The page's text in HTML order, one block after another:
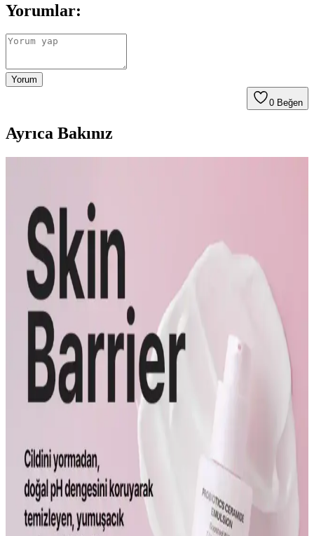
Yorumlar:
Yorum
0 Beğen
Ayrıca Bakınız
Prime Biome, doğal bitkisel bileşenler ve probiyotiklerle bağırsak ve
cilt sağlığını bütünsel olarak destekleyen bir takviyedir.
Bağışıklık ve Güzellik Destekleyici Takviyeler:
Bilimsel ve Pratik Yaklaşımlar
Sağlıklı yaşam ve güzellik için bağışıklık güçlendiren, cilt sağlığını
destekleyen doğal ve bilimsel takviyeleri keşfedin, dengeli kullanım
ile sürdürülebilir sonuçlar elde edin.
Probiyotiklerin Cilt Bariyerini Güçlendirmedeki
Rolü ve Günlük Kullanım İpuçları
Probiyotikler, cilt bariyerini güçlendiren doğal bileşenler olarak öne
çıkıyor. Bu mikroorganizmalar, ciltte denge sağlayarak çevresel
Cilt Bariyerini Güçlendiren Ceramide ve
Probiyotiklerin Önemi ve Kullanım Fırsatları
Cilt bariyerini güçlendiren ceramide ve probiyotikler, nemi korur,
inflamasyonu azaltır ve yaşlanma belirtilerini geciktirir. Bu ürünler,
sağlıklı ve genç görünen bir cilt için önemli adımlar sunar.